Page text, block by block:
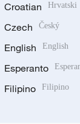
Croatian Hrvatski
Czech Český
English English
Esperanto
Filipino Filipino